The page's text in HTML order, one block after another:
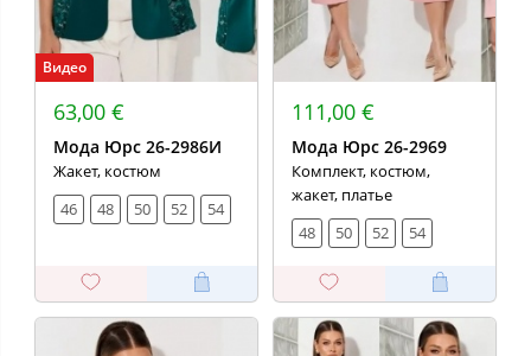
Видео
63,00 €
Мода Юрс 26-2986И
Жакет, костюм
46
48 50 52 54
111,00 €
Мода Юрс 26-2969
Комплект, костюм,
жакет, платье
48
50 52 54